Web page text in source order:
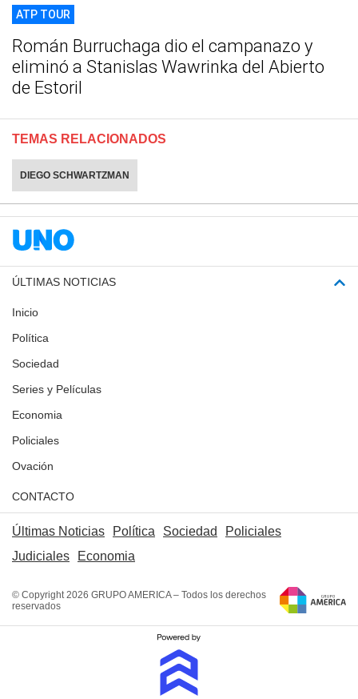
ATP TOUR
Román Burruchaga dio el campanazo y
eliminó a Stanislas Wawrinka del Abierto
de Estoril
TEMAS RELACIONADOS
DIEGO SCHWARTZMAN
ÚLTIMAS NOTICIAS
Inicio
Política
Sociedad
Series y Películas
Economia
Policiales
Ovación
CONTACTO
Últimas Noticias Política Sociedad
Policiales
Judiciales
Economia
© Copyright 2026 GRUPO AMERICA – Todos los derechos
reservados